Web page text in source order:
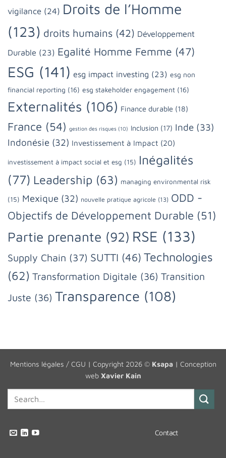
vigilance (24) Droits de l’Homme
(123) droits humains (42) Développement
Durable (23) Egalité Homme Femme (47)
ESG (141) esg impact investing (23) esg non
financial reporting (16) esg stakeholder engagement (16)
Externalités (106) Finance durable (18)
France (54) gestion des risques (10) Inclusion (17) Inde (33)
Indonésie (32) Investissement à Impact (20)
investissement à impact social et esg (15) Inégalités
(77) Leadership (63) managing environmental risk
(15) Mexique (32) nouvelle pratique agricole (13) ODD -
Objectifs de Développement Durable (51)
Partie prenante (92) RSE (133)
Supply Chain (37) SUTTI (46) Technologies
(62) Transformation Digitale (36) Transition
Juste (36) Transparence (108)
Mentions légales / CGU | Copyright 2026 © Ksapa| Conception
web Xavier Kain
Contact